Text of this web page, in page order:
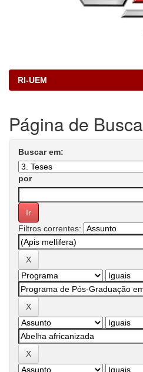
RI-UEM
Página de Busca
Buscar em:
por
Filtros correntes: